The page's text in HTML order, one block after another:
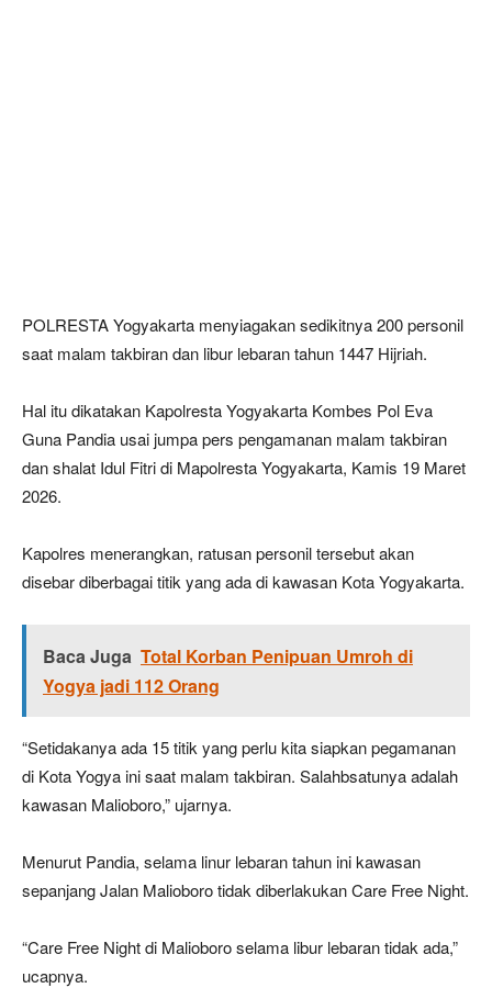
POLRESTA Yogyakarta menyiagakan sedikitnya 200 personil
saat malam takbiran dan libur lebaran tahun 1447 Hijriah.
Hal itu dikatakan Kapolresta Yogyakarta Kombes Pol Eva
Guna Pandia usai jumpa pers pengamanan malam takbiran
dan shalat Idul Fitri di Mapolresta Yogyakarta, Kamis 19 Maret
2026.
Kapolres menerangkan, ratusan personil tersebut akan
disebar diberbagai titik yang ada di kawasan Kota Yogyakarta.
Baca Juga Total Korban Penipuan Umroh di
Yogya jadi 112 Orang
“Setidakanya ada 15 titik yang perlu kita siapkan pegamanan
di Kota Yogya ini saat malam takbiran. Salahbsatunya adalah
kawasan Malioboro,” ujarnya.
Menurut Pandia, selama linur lebaran tahun ini kawasan
sepanjang Jalan Malioboro tidak diberlakukan Care Free Night.
“Care Free Night di Malioboro selama libur lebaran tidak ada,”
ucapnya.